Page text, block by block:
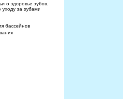
о здоровье зубов.
за зубами
бассейнов